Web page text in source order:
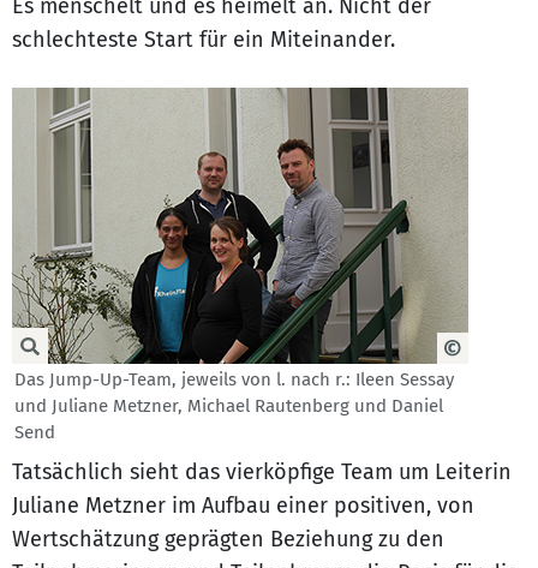
Es menschelt und es heimelt an. Nicht der
schlechteste Start für ein Miteinander.
Das Jump-Up-Team, jeweils von l. nach r.: Ileen Sessay
und Juliane Metzner, Michael Rautenberg und Daniel
Send
Tatsächlich sieht das vierköpfige Team um Leiterin
Juliane Metzner im Aufbau einer positiven, von
Wertschätzung geprägten Beziehung zu den